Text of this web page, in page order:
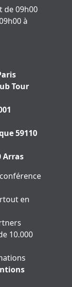
de 09h00
à
Tour
59110
Arras
en
10.000